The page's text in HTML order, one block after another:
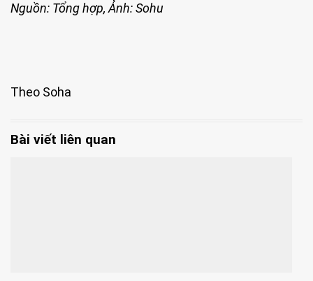
Nguồn: Tổng hợp, Ảnh: Sohu
Theo Soha
Bài viết liên quan